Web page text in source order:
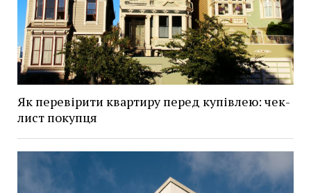
Як перевірити квартиру перед купівлею: чек-
лист покупця